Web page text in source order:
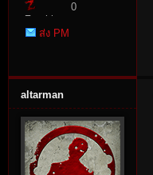
Zombie
Point
0
ส่ง PM
altarman